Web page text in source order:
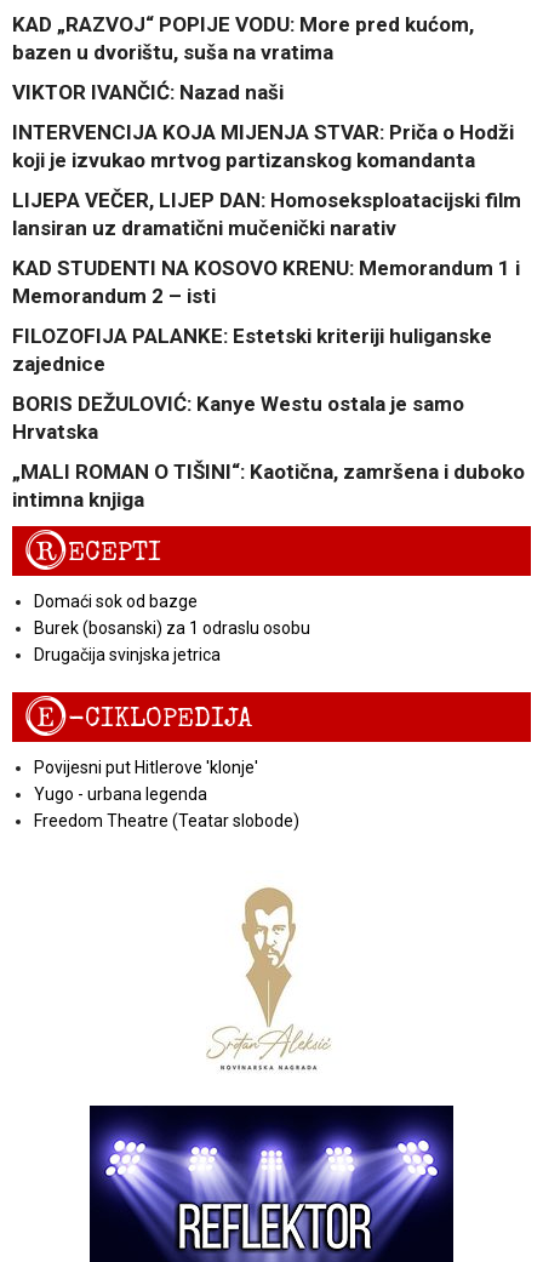
KAD „RAZVOJ“ POPIJE VODU: More pred kućom,
bazen u dvorištu, suša na vratima
VIKTOR IVANČIĆ: Nazad naši
INTERVENCIJA KOJA MIJENJA STVAR: Priča o Hodži
koji je izvukao mrtvog partizanskog komandanta
LIJEPA VEČER, LIJEP DAN: Homoseksploatacijski film
lansiran uz dramatični mučenički narativ
KAD STUDENTI NA KOSOVO KRENU: Memorandum 1 i
Memorandum 2 – isti
FILOZOFIJA PALANKE: Estetski kriteriji huliganske
zajednice
BORIS DEŽULOVIĆ: Kanye Westu ostala je samo
Hrvatska
„MALI ROMAN O TIŠINI“: Kaotična, zamršena i duboko
intimna knjiga
RECEPTI
Domaći sok od bazge
Burek (bosanski) za 1 odraslu osobu
Drugačija svinjska jetrica
E-CIKLOPEDIJA
Povijesni put Hitlerove 'klonje'
Yugo - urbana legenda
Freedom Theatre (Teatar slobode)